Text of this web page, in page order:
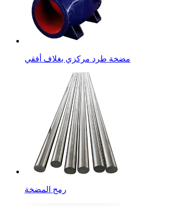
مضخة طرد مركزي بغلاف أفقي
رمح المضخة